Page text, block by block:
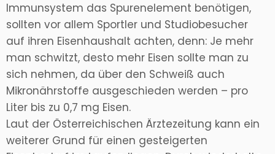
Immunsystem das Spurenelement benötigen,
sollten vor allem Sportler und Studiobesucher
auf ihren Eisenhaushalt achten, denn: Je mehr
man schwitzt, desto mehr Eisen sollte man zu
sich nehmen, da über den Schweiß auch
Mikronährstoffe ausgeschieden werden – pro
Liter bis zu 0,7 mg Eisen.
Laut der Österreichischen Ärztezeitung kann ein
weiterer Grund für einen gesteigerten